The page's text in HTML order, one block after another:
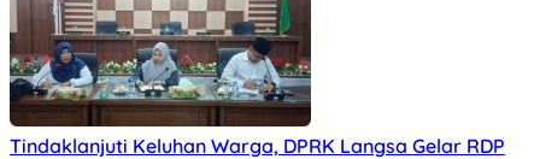
Tindaklanjuti Keluhan Warga, DPRK Langsa Gelar RDP